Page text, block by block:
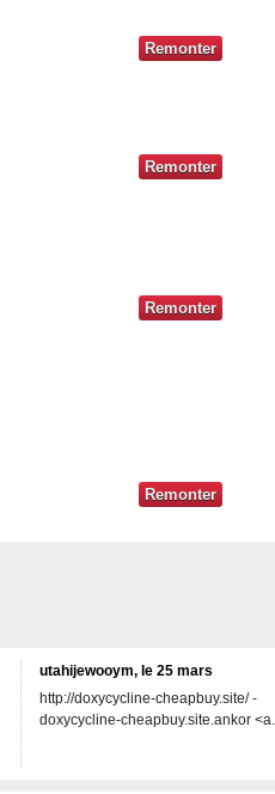
Remonter
Remonter
Remonter
Remonter
utahijewooym, le 25 mars
http://doxycycline-cheapbuy.site/ -
doxycycline-cheapbuy.site.ankor <a...